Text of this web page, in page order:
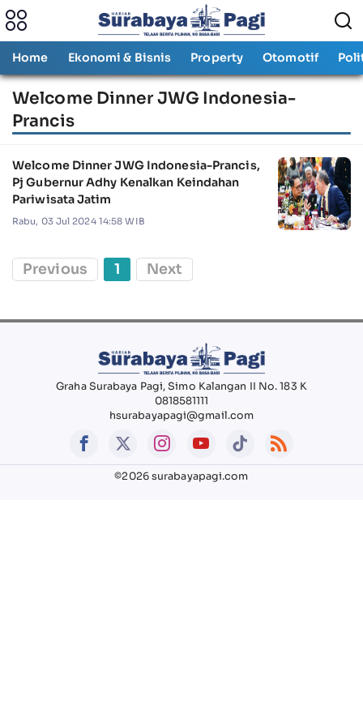
Home Ekonomi & Bisnis Property Otomotif
Welcome Dinner JWG Indonesia-
Prancis
Welcome Dinner JWG Indonesia-Prancis,
Pj Gubernur Adhy Kenalkan Keindahan
Pariwisata Jatim
Rabu, 03 Jul 2024 14:58 WIB
Previous 1 Next
Graha Surabaya Pagi, Simo Kalangan II No. 183 K
0818581111
hsurabayapagi@gmail.com
©2026 surabayapagi.com